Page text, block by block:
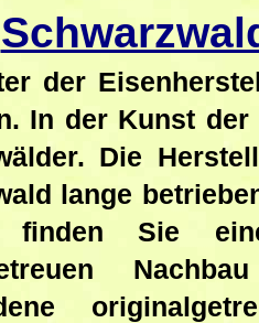
der
In der Kunst
Die
lange
finden Sie